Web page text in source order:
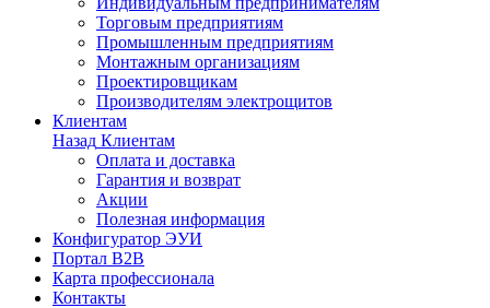
Торговым предприятиям
Промышленным предприятиям
Монтажным организациям
Проектировщикам
Производителям электрощитов
Клиентам
Назад Клиентам
Оплата и доставка
Гарантия и возврат
Акции
Полезная информация
Конфигуратор ЭУИ
Портал B2B
Карта профессионала
Контакты